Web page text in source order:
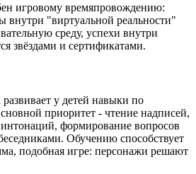
игровому времяпровождению:
внутри "виртуальной реальности"
среду, успехи внутри
звёздами и сертификатами.
у детей навыки по
приоритет - чтение надписей,
формирование вопросов
Обучению способствует
подобная игре: персонажи решают